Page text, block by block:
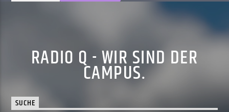
RADIO Q - WIR SIND DER
CAMPUS.
SUCHE